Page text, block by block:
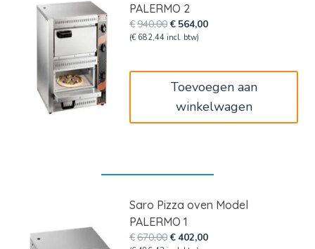
PALERMO 2
€940,00Oorspronkelijke
prijs
€ 564,00Huidige
(€ 682,44 incl. btw)
Toevoegen aan
winkelwagen
Saro Pizza oven Model
PALERMO 1
€670,00Oorspronkelijke
€402,00Huidige